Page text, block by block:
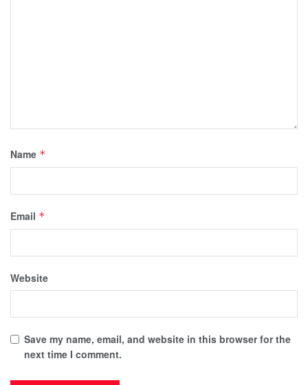
Name *
Email *
Website
Save my name, email, and website in this browser for the
next time I comment.